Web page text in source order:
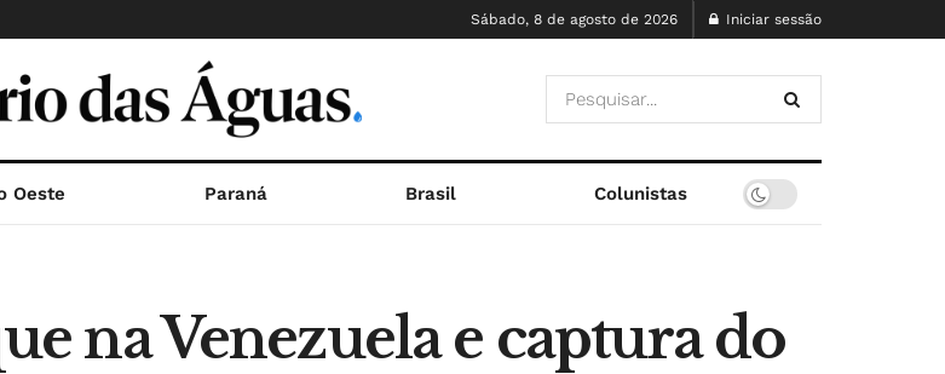
Sábado, 8 de agosto de 2026 Iniciar sessão
Oeste Paraná Brasil Colunistas
na Venezuela e captura do